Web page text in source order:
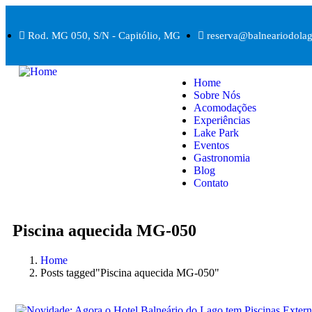
Rod. MG 050, S/N - Capitólio, MG
Home
Sobre Nós
Acomodações
Experiências
Lake Park
Eventos
Gastronomia
Blog
Contato
Piscina aquecida MG-050
Home
Posts tagged"Piscina aquecida MG-050"